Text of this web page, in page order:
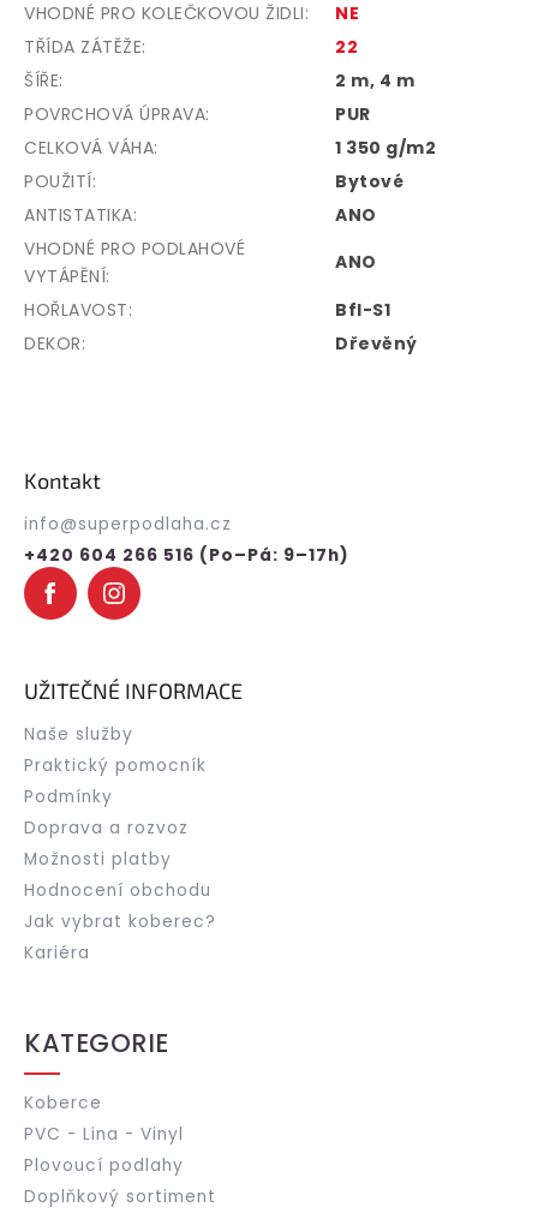
VHODNÉ PRO KOLEČKOVOU ŽIDLI:
NE
TŘÍDA ZÁTĚŽE:
22
ŠÍŘE:
2 m, 4 m
POVRCHOVÁ ÚPRAVA:
PUR
CELKOVÁ VÁHA:
1 350 g/m2
POUŽITÍ:
Bytové
ANTISTATIKA:
ANO
VHODNÉ PRO PODLAHOVÉ
VYTÁPĚNÍ:
ANO
HOŘLAVOST:
Bfl-S1
DEKOR: Dřevěný
Kontakt
info@superpodlaha.cz
+420 604 266 516 (Po–Pá: 9–17h)
UŽITEČNÉ INFORMACE
Naše služby
Praktický pomocník
Podmínky
Doprava a rozvoz
Možnosti platby
Hodnocení obchodu
Jak vybrat koberec?
Kariéra
KATEGORIE
Koberce
PVC - Lina - Vinyl
Plovoucí podlahy
Doplňkový sortiment